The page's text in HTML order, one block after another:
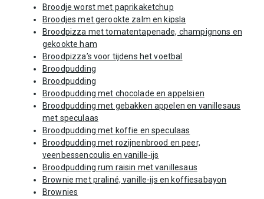
Broodje worst met paprikaketchup
Broodjes met gerookte zalm en kipsla
Broodpizza met tomatentapenade, champignons en
gekookte ham
Broodpizza’s voor tijdens het voetbal
Broodpudding
Broodpudding
Broodpudding met chocolade en appelsien
Broodpudding met gebakken appelen en vanillesaus
met speculaas
Broodpudding met koffie en speculaas
Broodpudding met rozijnenbrood en peer,
veenbessencoulis en vanille-ijs
Broodpudding rum raisin met vanillesaus
Brownie met praliné, vanille-ijs en koffiesabayon
Brownies